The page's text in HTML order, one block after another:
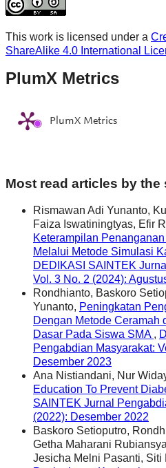
This work is licensed under a
ShareAlike 4.0 International
PlumX Metrics
PlumX Metrics
Most read articles by the
Rismawan Adi Yunanto,
Faiza Iswatiningtyas, Efir
Keterampilan
Melalui Metode Simulasi
DEDIKASI SAINTEK
Vol. 3 No. 2 (2024):
Rondhianto, Baskoro
Yunanto, Peningkatan
Dengan Metode Ceramah
Dasar Pada Siswa SMA ,
Pengabdian Masyarakat:
Desember 2023
Ana Nistiandani, Nur
Education To Prevent
SAINTEK Jurnal
(2022): Desember 2022
Baskoro Setioputro,
Getha Maharani
Jesicha Melni Pasanti, Siti